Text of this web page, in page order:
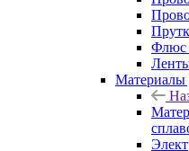
Флюс
Материалы